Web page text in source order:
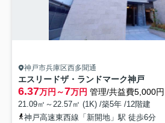
神戸市兵庫区西多聞通
エスリードザ・ランドマーク神戸
6.37万円～7万円 管理/共益費5,000
21.09㎡～22.57㎡ (1K) /築5年 /12階建
神戸高速東西線「新開地」駅 徒歩6分